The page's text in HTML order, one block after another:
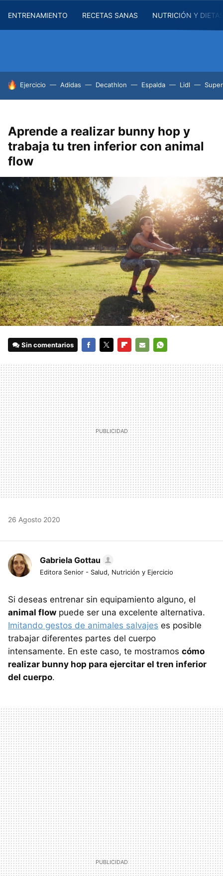
ENTRENAMIENTO RECETAS SANAS NUTRICIÓN Y
HOY SE HABLA DE
Ejercicio Adidas Decathlon Espalda Lidl
Aprende a realizar bunny hop y
trabaja tu tren inferior con animal
flow
Sin comentarios
MAIL
26 Agosto 2020
Gabriela Gottau
Editora Senior - Salud, Nutrición y Ejercicio
Si deseas entrenar sin equipamiento alguno, el
animal flow puede ser una excelente alternativa.
Imitando gestos de animales salvajes es posible
trabajar diferentes partes del cuerpo
intensamente. En este caso, te mostramos cómo
realizar bunny hop para ejercitar el tren inferior
del cuerpo.